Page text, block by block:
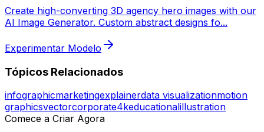
Create high-converting 3D agency hero images with our
AI Image Generator. Custom abstract designs fo...
Experimentar Modelo
Tópicos Relacionados
infographicmarketingexplainerdata visualizationmotion
graphicsvectorcorporate4keducationalillustration
Comece a Criar Agora